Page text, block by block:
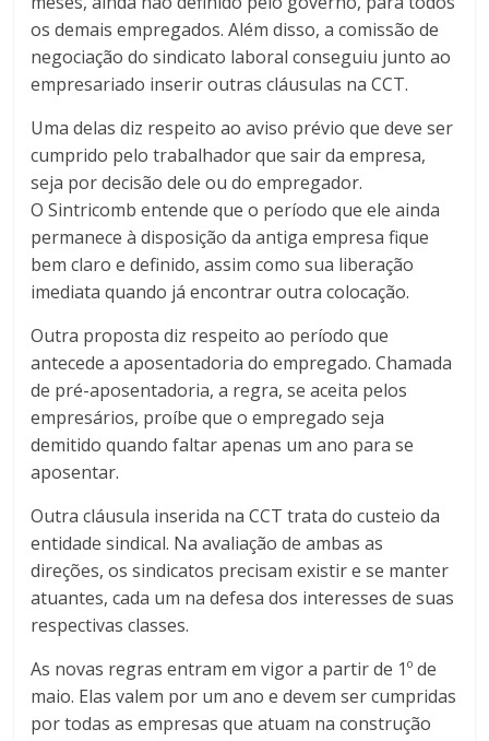
os demais empregados. Além disso, a comissão de
negociação do sindicato laboral conseguiu junto ao
empresariado inserir outras cláusulas na CCT.
Uma delas diz respeito ao aviso prévio que deve ser
cumprido pelo trabalhador que sair da empresa,
seja por decisão dele ou do empregador.
O Sintricomb entende que o período que ele ainda
permanece à disposição da antiga empresa fique
bem claro e definido, assim como sua liberação
imediata quando já encontrar outra colocação.
Outra proposta diz respeito ao período que
antecede a aposentadoria do empregado. Chamada
de pré-aposentadoria, a regra, se aceita pelos
empresários, proíbe que o empregado seja
demitido quando faltar apenas um ano para se
aposentar.
Outra cláusula inserida na CCT trata do custeio da
entidade sindical. Na avaliação de ambas as
direções, os sindicatos precisam existir e se manter
atuantes, cada um na defesa dos interesses de suas
respectivas classes.
As novas regras entram em vigor a partir de 1º de
maio. Elas valem por um ano e devem ser cumpridas
por todas as empresas que atuam na construção